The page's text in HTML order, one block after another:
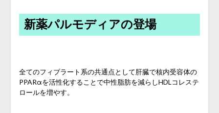
新薬パルモディアの登場
全てのフィブラート系の共通点として肝臓で核内受容体の
PPARαを活性化することで中性脂肪を減らしHDLコレステ
ロールを増やす。